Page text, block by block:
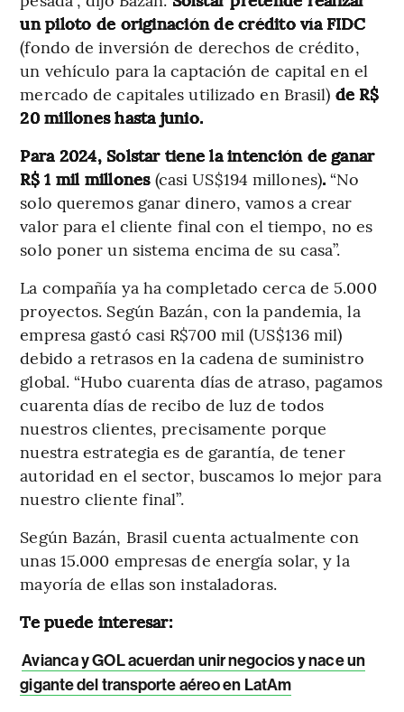
un piloto de originación de crédito vía FIDC
(fondo de inversión de derechos de crédito,
un vehículo para la captación de capital en el
mercado de capitales utilizado en Brasil) de R$
20 millones hasta junio.
Para 2024, Solstar tiene la intención de ganar
R$ 1 mil millones (casi US$194 millones). “No
solo queremos ganar dinero, vamos a crear
valor para el cliente final con el tiempo, no es
solo poner un sistema encima de su casa”.
La compañía ya ha completado cerca de 5.000
proyectos. Según Bazán, con la pandemia, la
empresa gastó casi R$700 mil (US$136 mil)
debido a retrasos en la cadena de suministro
global. “Hubo cuarenta días de atraso, pagamos
cuarenta días de recibo de luz de todos
nuestros clientes, precisamente porque
nuestra estrategia es de garantía, de tener
autoridad en el sector, buscamos lo mejor para
nuestro cliente final”.
Según Bazán, Brasil cuenta actualmente con
unas 15.000 empresas de energía solar, y la
mayoría de ellas son instaladoras.
Te puede interesar:
Avianca y GOL acuerdan unir negocios y nace un
gigante del transporte aéreo en LatAm